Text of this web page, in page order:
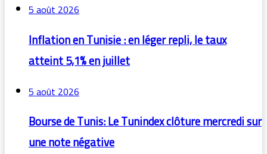
5 août 2026
Inflation en Tunisie : en léger repli, le taux
atteint 5,1% en juillet
5 août 2026
Bourse de Tunis: Le Tunindex clôture mercredi sur
une note négative